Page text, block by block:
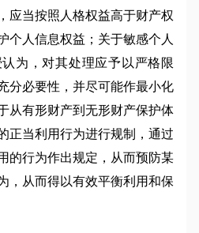
应当按照人格权益高于财产权
个人信息权益；关于敏感个人
为，对其处理应予以严格限
分必要性，并尽可能作最小化
从有形财产到无形财产保护体
正当利用行为进行规制，通过
的行为作出规定，从而预防某
，从而得以有效平衡利用和保